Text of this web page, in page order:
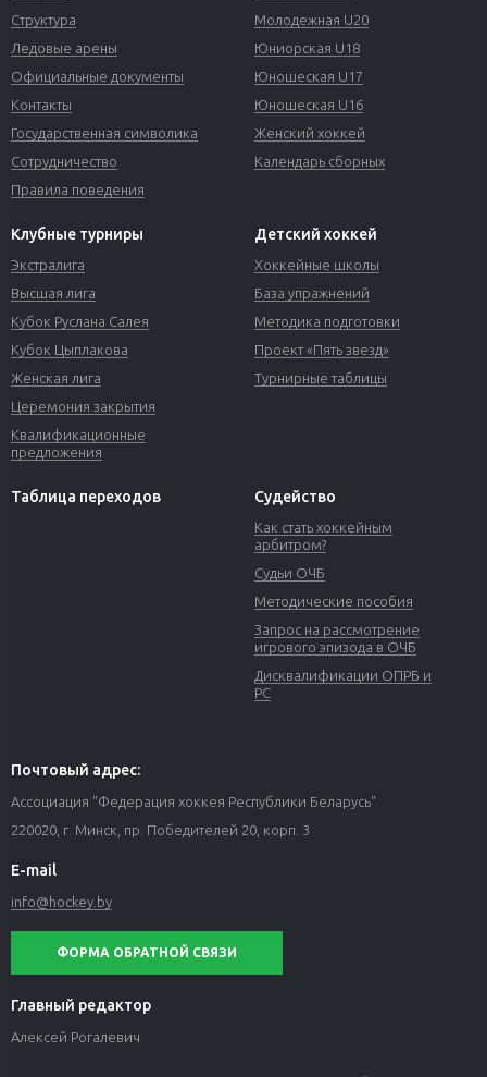
Структура
Ледовые арены
Официальные документы
Контакты
Государственная символика
Сотрудничество
Правила поведения
Молодежная U20
Юниорская U18
Юношеская U17
Юношеская U16
Женский хоккей
Календарь сборных
Клубные турниры
Экстралига
Высшая лига
Кубок Руслана Салея
Кубок Цыплакова
Женская лига
Церемония закрытия
Квалификационные
предложения
Детский хоккей
Хоккейные школы
База упражнений
Методика подготовки
Проект «Пять звезд»
Турнирные таблицы
Таблица переходов Судейство
Как стать хоккейным
арбитром?
Судьи ОЧБ
Методические пособия
Запрос на рассмотрение
игрового эпизода в ОЧБ
Дисквалификации ОПРБ и
РС
Почтовый адрес:
Ассоциация "Федерация хоккея Республики Беларусь"
220020, г. Минск, пр. Победителей 20, корп. 3
E-mail
info@hockey.by
ФОРМА ОБРАТНОЙ СВЯЗИ
Главный редактор
Алексей Рогалевич